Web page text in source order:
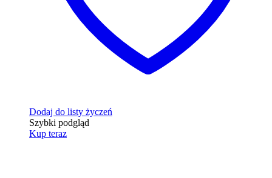
Dodaj do listy życzeń
Szybki podgląd
Kup teraz